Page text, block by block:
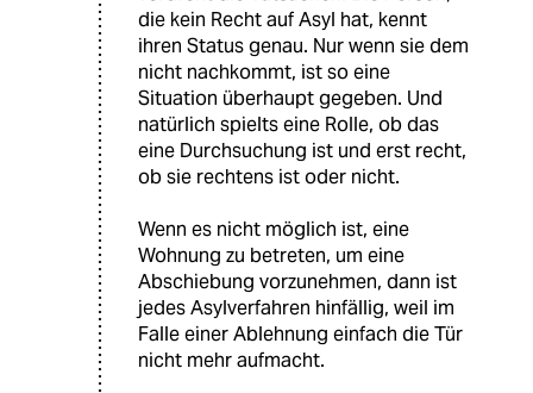
die kein Recht auf Asyl hat, kennt
ihren Status genau. Nur wenn sie dem
nicht nachkommt, ist so eine
Situation überhaupt gegeben. Und
natürlich spielts eine Rolle, ob das
eine Durchsuchung ist und erst recht,
ob sie rechtens ist oder nicht.
Wenn es nicht möglich ist, eine
Wohnung zu betreten, um eine
Abschiebung vorzunehmen, dann ist
jedes Asylverfahren hinfällig, weil im
Falle einer Ablehnung einfach die Tür
nicht mehr aufmacht.